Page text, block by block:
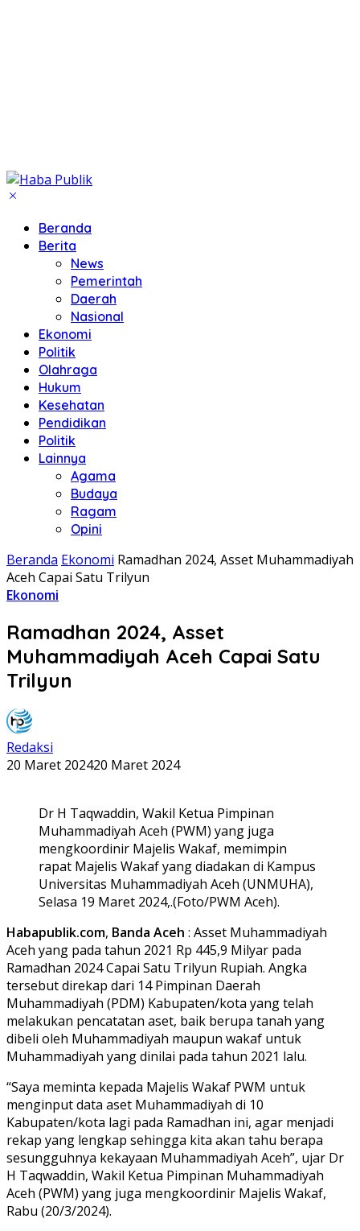
Beranda
Berita
News
Pemerintah
Daerah
Nasional
Ekonomi
Politik
Olahraga
Hukum
Kesehatan
Pendidikan
Politik
Lainnya
Agama
Budaya
Ragam
Opini
Beranda Ekonomi Ramadhan 2024, Asset Muhammadiyah
Aceh Capai Satu Trilyun
Ekonomi
Ramadhan 2024, Asset
Muhammadiyah Aceh Capai Satu
Trilyun
Redaksi
20 Maret 202420 Maret 2024
Dr H Taqwaddin, Wakil Ketua Pimpinan
Muhammadiyah Aceh (PWM) yang juga
mengkoordinir Majelis Wakaf, memimpin
rapat Majelis Wakaf yang diadakan di Kampus
Universitas Muhammadiyah Aceh (UNMUHA),
Selasa 19 Maret 2024,.(Foto/PWM Aceh).
Habapublik.com, Banda Aceh : Asset Muhammadiyah
Aceh yang pada tahun 2021 Rp 445,9 Milyar pada
Ramadhan 2024 Capai Satu Trilyun Rupiah. Angka
tersebut direkap dari 14 Pimpinan Daerah
Muhammadiyah (PDM) Kabupaten/kota yang telah
melakukan pencatatan aset, baik berupa tanah yang
dibeli oleh Muhammadiyah maupun wakaf untuk
Muhammadiyah yang dinilai pada tahun 2021 lalu.
“Saya meminta kepada Majelis Wakaf PWM untuk
menginput data aset Muhammadiyah di 10
Kabupaten/kota lagi pada Ramadhan ini, agar menjadi
rekap yang lengkap sehingga kita akan tahu berapa
sesungguhnya kekayaan Muhammadiyah Aceh”, ujar Dr
H Taqwaddin, Wakil Ketua Pimpinan Muhammadiyah
Aceh (PWM) yang juga mengkoordinir Majelis Wakaf,
Rabu (20/3/2024).